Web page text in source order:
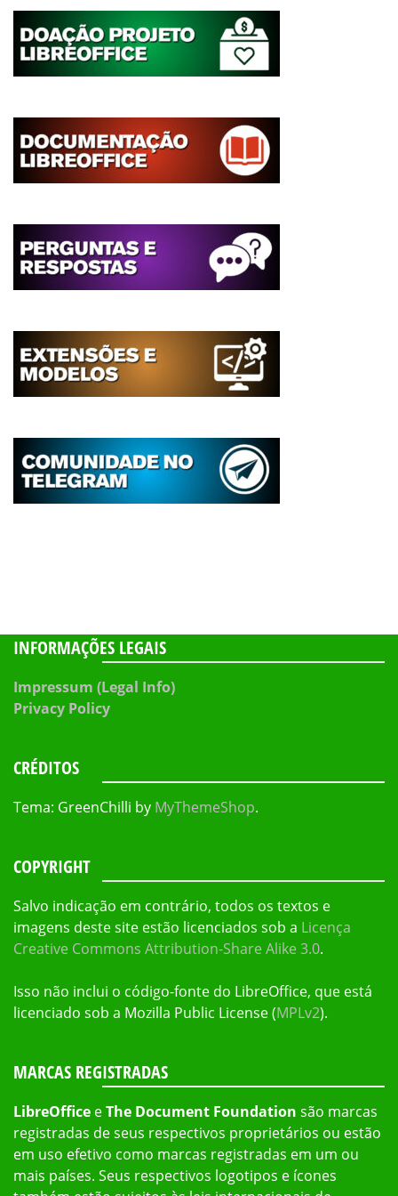
INFORMAÇÕES LEGAIS
Impressum (Legal Info)
Privacy Policy
CRÉDITOS
Tema: GreenChilli by MyThemeShop.
COPYRIGHT
Salvo indicação em contrário, todos os textos e
imagens deste site estão licenciados sob a Licença
Creative Commons Attribution-Share Alike 3.0.
Isso não inclui o código-fonte do LibreOffice, que está
licenciado sob a Mozilla Public License (MPLv2).
MARCAS REGISTRADAS
LibreOffice eThe Document Foundation são marcas
registradas de seus respectivos proprietários ou estão
em uso efetivo como marcas registradas em um ou
mais países. Seus respectivos logotipos e ícones